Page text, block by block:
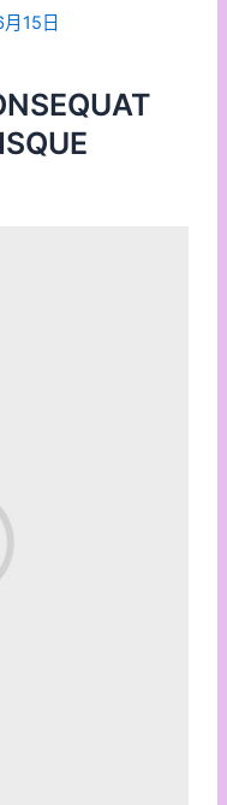
15日